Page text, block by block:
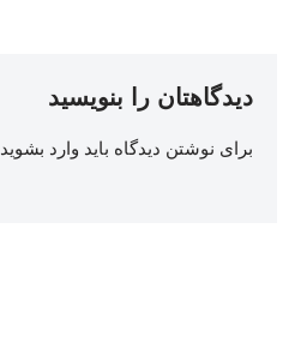
دیدگاهتان را بنویسید
برای نوشتن دیدگاه باید وارد بشوید